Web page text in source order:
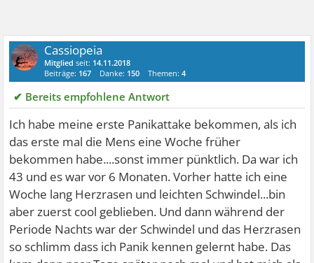
Cassiopeia
Mitglied seit: 14.11.2018
Beiträge: 167 Danke: 150 Themen:4
✔ Bereits empfohlene Antwort
Ich habe meine erste Panikattake bekommen, als ich
das erste mal die Mens eine Woche früher
bekommen habe....sonst immer pünktlich. Da war ich
43 und es war vor 6 Monaten. Vorher hatte ich eine
Woche lang Herzrasen und leichten Schwindel...bin
aber zuerst cool geblieben. Und dann während der
Periode Nachts war der Schwindel und das Herzrasen
so schlimm dass ich Panik kennen gelernt habe. Das